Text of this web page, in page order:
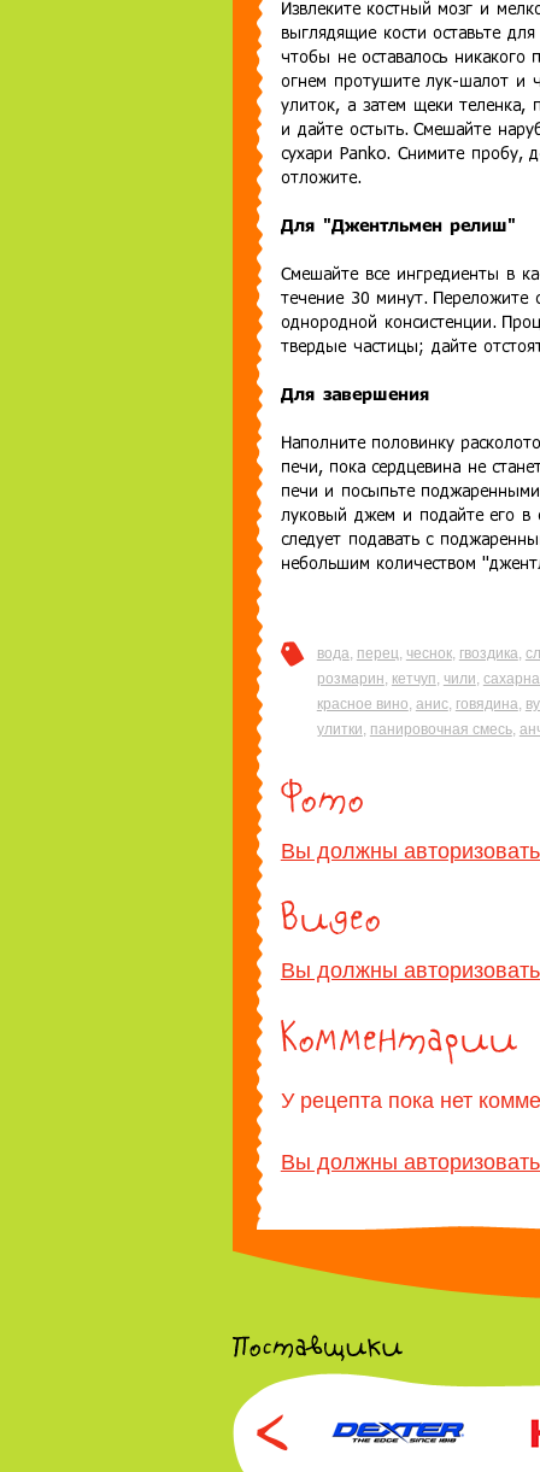
вода, перец, чеснок, гвоздика,
розмарин, кетчуп, чили,
красное вино, анис, говядина,
улитки, панировочная смесь,
Вы должны
Вы должны
У рецепта пока нет
Вы должны